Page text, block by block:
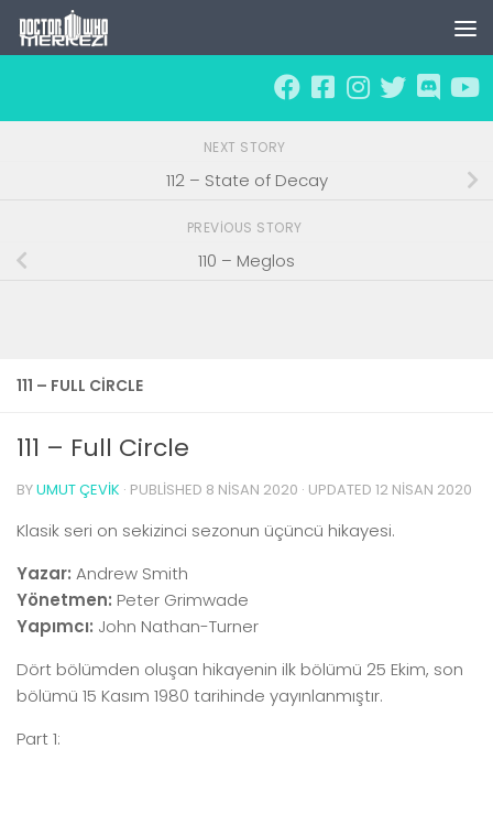
Skip to content
111 – FULL CIRCLE
111 – Full Circle
BYUMUT ÇEVIK · PUBLISHED 8 NISAN 2020 · UPDATED 12 NISAN 2020
Klasik seri on sekizinci sezonun üçüncü hikayesi.
Yazar: Andrew Smith
Yönetmen: Peter Grimwade
Yapımcı: John Nathan-Turner
Dört bölümden oluşan hikayenin ilk bölümü 25 Ekim, son
bölümü 15 Kasım 1980 tarihinde yayınlanmıştır.
Part 1:
NEXT STORY
112 – State of Decay
PREVIOUS STORY
110 – Meglos